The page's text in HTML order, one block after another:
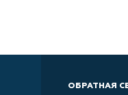
ОБРАТНАЯ